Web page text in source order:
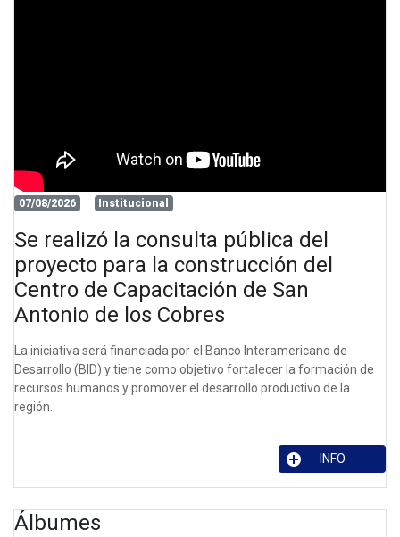
07/08/2026 Institucional
Se realizó la consulta pública del
proyecto para la construcción del
Centro de Capacitación de San
Antonio de los Cobres
La iniciativa será financiada por el Banco Interamericano de
Desarrollo (BID) y tiene como objetivo fortalecer la formación de
recursos humanos y promover el desarrollo productivo de la
región.
INFO
Álbumes